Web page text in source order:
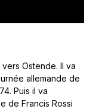
Ostende. Il va
allemande de
Puis il va
de Francis Rossi